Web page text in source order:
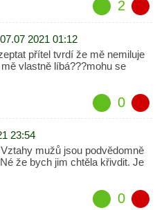
2
07.07 2021 01:12
přítel tvrdí že mě nemiluje
vlastně líbá???mohu se
0
23:54
mužů jsou podvědomně
že bych jim chtěla křivdit. Je
0